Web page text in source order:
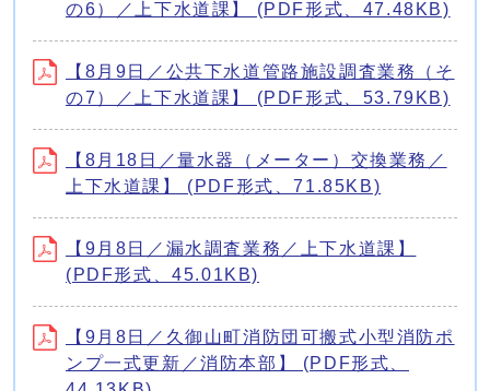
の6）／上下水道課】 (PDF形式、47.48KB)
【8月9日／公共下水道管路施設調査業務（そ
の7）／上下水道課】 (PDF形式、53.79KB)
【8月18日／量水器（メーター）交換業務／
上下水道課】 (PDF形式、71.85KB)
【9月8日／漏水調査業務／上下水道課】
(PDF形式、45.01KB)
【9月8日／久御山町消防団可搬式小型消防ポ
ンプ一式更新／消防本部】 (PDF形式、